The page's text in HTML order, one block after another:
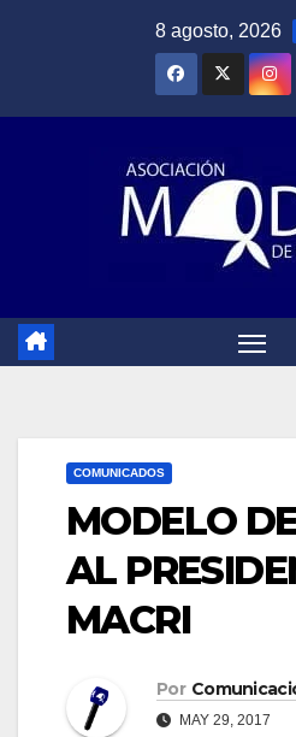
8 agosto, 2026
COMUNICADOS
MODELO
AL
MACRI
Por
MAY 29, 2017